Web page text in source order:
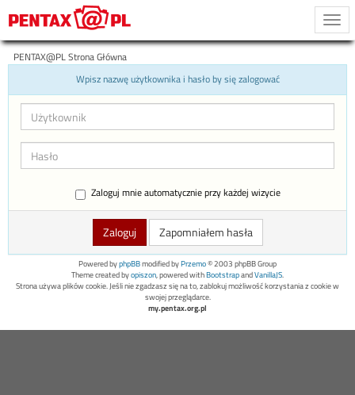
PENTAX@PL Strona Główna
Wpisz nazwę użytkownika i hasło by się zalogować
Zaloguj mnie automatycznie przy każdej wizycie
Zapomniałem hasła
Powered byphpBBmodified byPrzemo© 2003 phpBB Group
Theme created byopiszon, powered withBootstrapandVanillaJS.
Strona używa plików cookie. Jeśli nie zgadzasz się na to, zablokuj możliwość korzystania z cookie w
swojej przeglądarce.
my.pentax.org.pl